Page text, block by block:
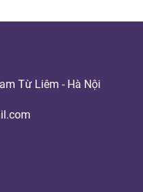
Từ Liêm - Hà Nội